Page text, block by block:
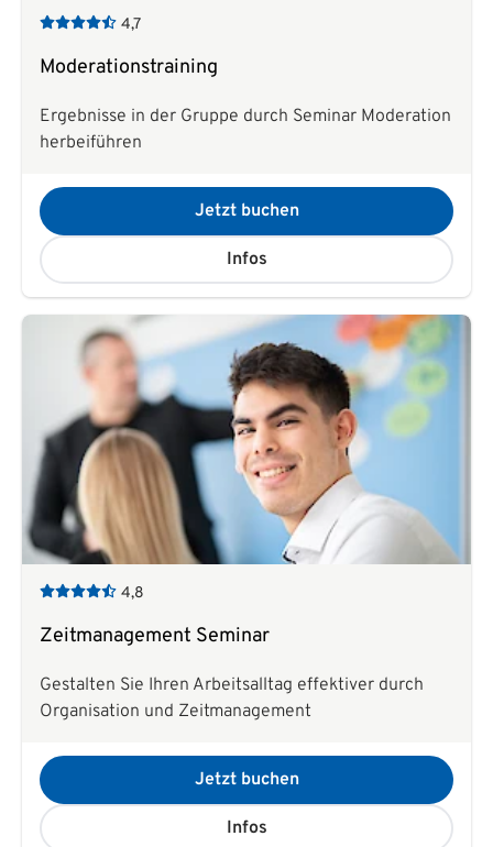
4,7
Moderationstraining
Ergebnisse in der Gruppe durch Seminar Moderation
herbeiführen
Jetzt buchen
Infos
4,8
Zeitmanagement Seminar
Gestalten Sie Ihren Arbeitsalltag effektiver durch
Organisation und Zeitmanagement
Jetzt buchen
Infos